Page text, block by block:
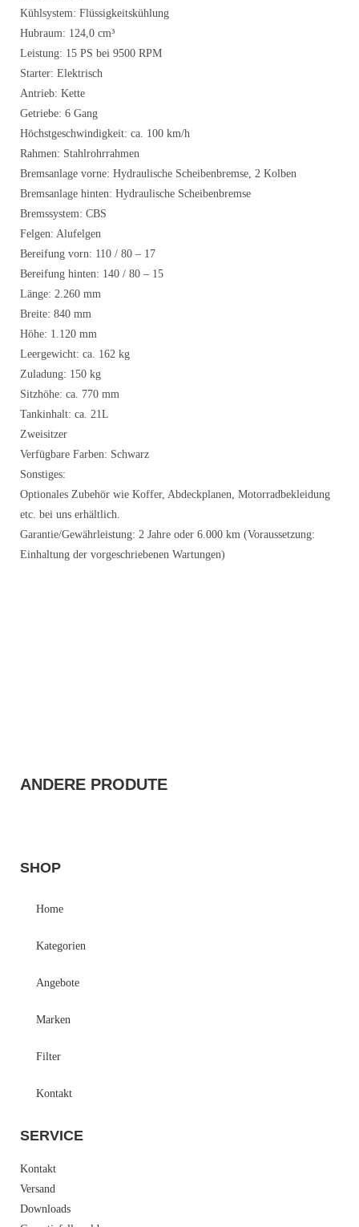
Kühlsystem: Flüssigkeitskühlung
Hubraum: 124,0 cm³
Leistung: 15 PS bei 9500 RPM
Starter: Elektrisch
Antrieb: Kette
Getriebe: 6 Gang
Höchstgeschwindigkeit: ca. 100 km/h
Rahmen: Stahlrohrrahmen
Bremsanlage vorne: Hydraulische Scheibenbremse, 2 Kolben
Bremsanlage hinten: Hydraulische Scheibenbremse
Bremssystem: CBS
Felgen: Alufelgen
Bereifung vorn: 110 / 80 – 17
Bereifung hinten: 140 / 80 – 15
Länge: 2.260 mm
Breite: 840 mm
Höhe: 1.120 mm
Leergewicht: ca. 162 kg
Zuladung: 150 kg
Sitzhöhe: ca. 770 mm
Tankinhalt: ca. 21L
Zweisitzer
Verfügbare Farben: Schwarz
Sonstiges:
Optionales Zubehör wie Koffer, Abdeckplanen, Motorradbekleidung
etc. bei uns erhältlich.
Garantie/Gewährleistung: 2 Jahre oder 6.000 km (Voraussetzung:
Einhaltung der vorgeschriebenen Wartungen)
ANDERE PRODUTE
SHOP
Home
Kategorien
Angebote
Marken
Filter
Kontakt
SERVICE
Kontakt
Versand
Downloads